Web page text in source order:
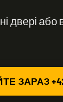
двері або
ЗАРАЗ